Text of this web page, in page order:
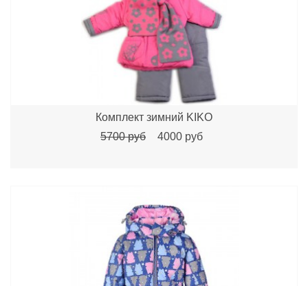
Комплект зимний KIKO
5700 руб
4000 руб